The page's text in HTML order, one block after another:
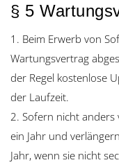
§ 5
1. Beim Erwerb von
Wartungsvertrag
der Regel kostenlose
der Laufzeit.
2. Sofern nicht
ein Jahr und
Jahr, wenn sie nicht